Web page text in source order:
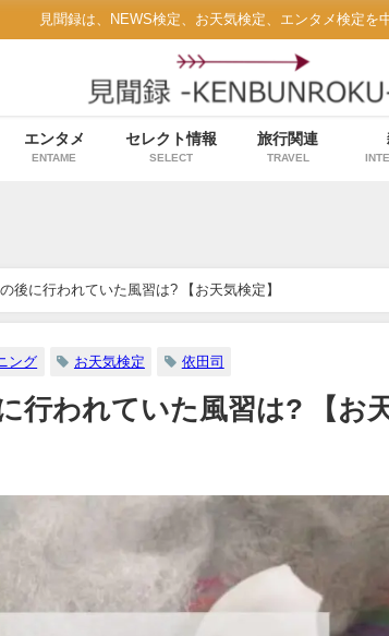
見聞録は、NEWS検定、お天気検定、エンタメ検定を
エンタメ
ENTAME
セレクト情報
SELECT
旅行関連
TRAVEL
後に行われていた風習は? 【お天気検定】
ング お天気検定 依田司
行われていた風習は? 【お